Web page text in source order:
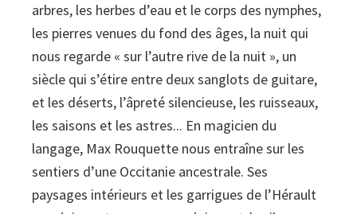
arbres, les herbes d’eau et le corps des nymphes,
les pierres venues du fond des âges, la nuit qui
nous regarde « sur l’autre rive de la nuit », un
siècle qui s’étire entre deux sanglots de guitare,
et les déserts, l’âpreté silencieuse, les ruisseaux,
les saisons et les astres... En magicien du
langage, Max Rouquette nous entraîne sur les
sentiers d’une Occitanie ancestrale. Ses
paysages intérieurs et les garrigues de l’Hérault